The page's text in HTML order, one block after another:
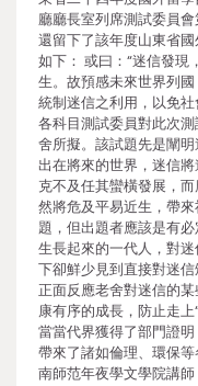
廳廳長室列席測試委員
還留下了該年度山東省
如下： 或曰：“迷信發現
生。故預感未來世界列
統制迷信之利用，以免
各科目測試委員對此次
舍所擬。該試題先是闡
出在將來的世界，迷信
克不及任其蠻橫發展，
然將危及平易近生，帶
題，但出題者應該是有
生長起來的一代人，對
下卻鮮少見到直接對迷
正面反應老舍對迷信的
康有序的成長，防止走
當當代界獲得了部門證
帶來了諸如倫理、環保
南師范年夜學文學院講